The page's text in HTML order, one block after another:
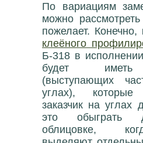
По вариациям
можно
пожелает.
клеёного
Б-318 в
будет иметь
(выступающих
углах), которые
заказчик на
это обыграть
облицовке,